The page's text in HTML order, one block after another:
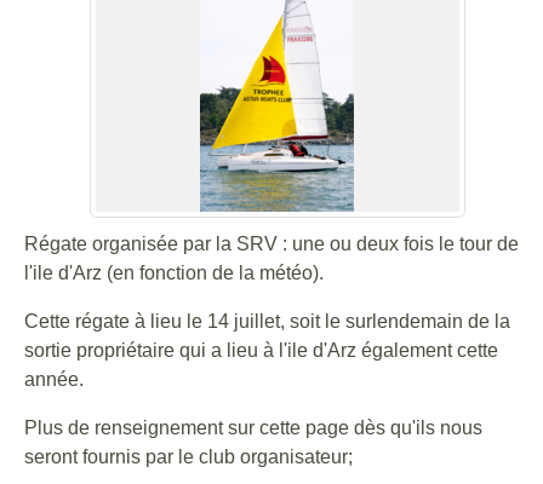
Régate organisée par la SRV : une ou deux fois le tour de
l'ile d'Arz (en fonction de la météo).
Cette régate à lieu le 14 juillet, soit le surlendemain de la
sortie propriétaire qui a lieu à l'ile d'Arz également cette
année.
Plus de renseignement sur cette page dès qu'ils nous
seront fournis par le club organisateur;